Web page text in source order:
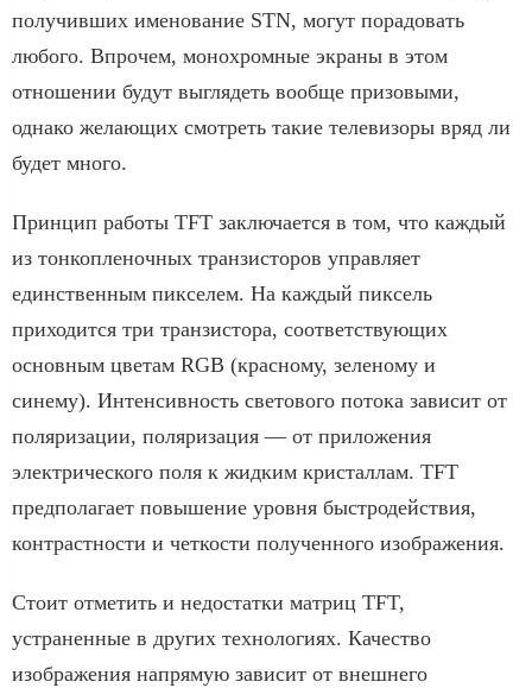
получивших именование STN, могут порадовать
любого. Впрочем, монохромные экраны в этом
отношении будут выглядеть вообще призовыми,
однако желающих смотреть такие телевизоры вряд ли
будет много.
Принцип работы TFT заключается в том, что каждый
из тонкопленочных транзисторов управляет
единственным пикселем. На каждый пиксель
приходится три транзистора, соответствующих
основным цветам RGB (красному, зеленому и
синему). Интенсивность светового потока зависит от
поляризации, поляризация — от приложения
электрического поля к жидким кристаллам. TFT
предполагает повышение уровня быстродействия,
контрастности и четкости полученного изображения.
Стоит отметить и недостатки матриц TFT,
устраненные в других технологиях. Качество
изображения напрямую зависит от внешнего